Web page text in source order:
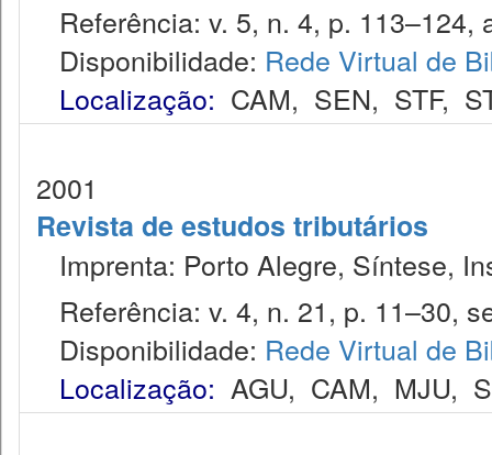
Referência: v. 5, n. 4, p. 113–124,
Disponibilidade: Rede Virtual de
Localização: CAM, SEN, STF,
2001
Revista de estudos tributários
Imprenta: Porto Alegre, Síntese,
Referência: v. 4, n. 21, p. 11–30,
Disponibilidade: Rede Virtual de
Localização: AGU, CAM, MJU,